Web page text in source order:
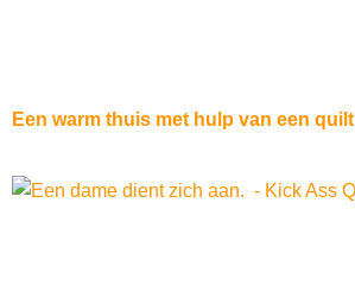
Een warm thuis met hulp van een quilt